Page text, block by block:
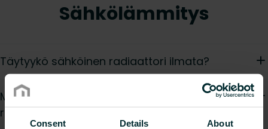
Consent Details About
Sähkölämmitys
Täytyykö sähköinen radiaattori ilmata?
Miten lasken tarvittavan tehon sähköiselle
radiaattorille?